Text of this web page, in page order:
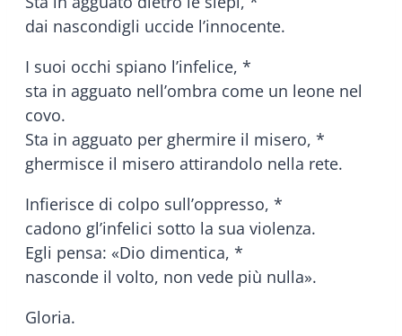
dai nascondigli uccide l’innocente.
I suoi occhi spiano l’infelice, *
sta in agguato nell’ombra come un leone nel
covo.
Sta in agguato per ghermire il misero, *
ghermisce il misero attirandolo nella rete.
Infierisce di colpo sull’oppresso, *
cadono gl’infelici sotto la sua violenza.
Egli pensa: «Dio dimentica, *
nasconde il volto, non vede più nulla».
Gloria.